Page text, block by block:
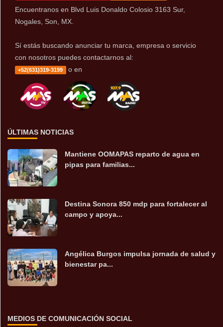
Encuentranos en Blvd Luis Donaldo Colosio 3163 Sur,
Nogales, Son, MX.
Sí estás buscando anunciar tu marca, empresa o servicio
con nosotros puedes contactarnos al:
+52(631)319-3199 o en
ÚLTIMAS NOTICIAS
Mantiene OOMAPAS reparto de agua en
pipas para familias...
Destina Sonora 850 mdp para fortalecer al
campo y apoya...
Angélica Burgos impulsa jornada de salud y
bienestar pa...
MEDIOS DE COMUNICACIÓN SOCIAL